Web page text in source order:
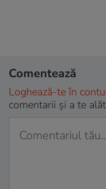
Comentează
Loghează-te în
comentarii și a te